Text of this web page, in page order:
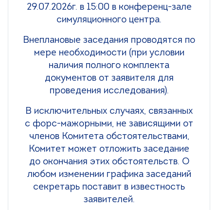
29.07.2026г. в 15:00 в конференц-зале
симуляционного центра.
Внеплановые заседания проводятся по
мере необходимости (при условии
наличия полного комплекта
документов от заявителя для
проведения исследования).
В исключительных случаях, связанных
с форс-мажорными, не зависящими от
членов Комитета обстоятельствами,
Комитет может отложить заседание
до окончания этих обстоятельств. О
любом изменении графика заседаний
секретарь поставит в известность
заявителей.